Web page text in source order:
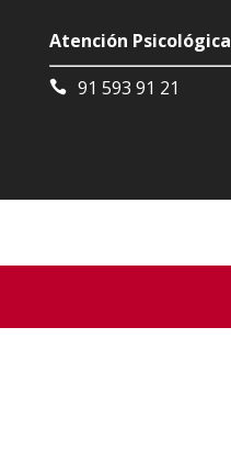
Atención Psicológica
91 593 91 21